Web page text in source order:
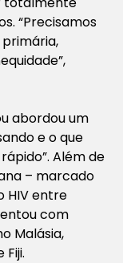
“Precisamos
abordou um
e o que
Além de
– marcado
HIV entre
com
Malásia,